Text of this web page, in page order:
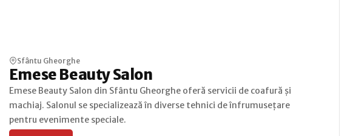
Sfântu Gheorghe
Emese Beauty Salon
Emese Beauty Salon din Sfântu Gheorghe oferă servicii de coafură și
machiaj. Salonul se specializează în diverse tehnici de înfrumusețare
pentru evenimente speciale.